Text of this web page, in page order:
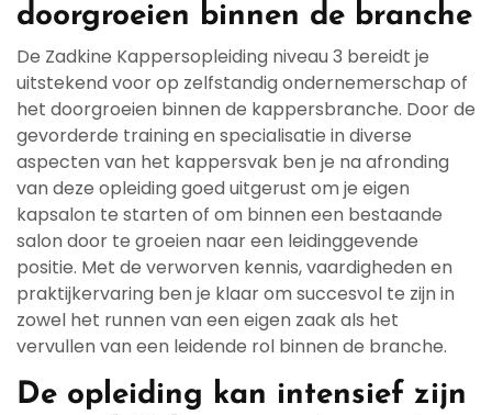
doorgroeien binnen de branche
De Zadkine Kappersopleiding niveau 3 bereidt je
uitstekend voor op zelfstandig ondernemerschap of
het doorgroeien binnen de kappersbranche. Door de
gevorderde training en specialisatie in diverse
aspecten van het kappersvak ben je na afronding
van deze opleiding goed uitgerust om je eigen
kapsalon te starten of om binnen een bestaande
salon door te groeien naar een leidinggevende
positie. Met de verworven kennis, vaardigheden en
praktijkervaring ben je klaar om succesvol te zijn in
zowel het runnen van een eigen zaak als het
vervullen van een leidende rol binnen de branche.
De opleiding kan intensief zijn